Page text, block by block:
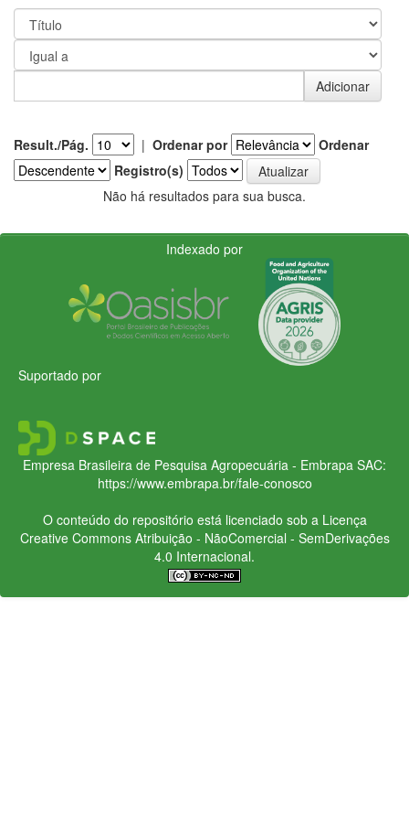
Result./Pág. | Ordenar por
Ordenar
Registro(s)
Não há resultados para sua busca.
Indexado por
Suportado por
Empresa Brasileira de Pesquisa Agropecuária - Embrapa SAC:
https://www.embrapa.br/fale-conosco
O conteúdo do repositório está licenciado sob a Licença
Creative CommonsAtribuição - NãoComercial - SemDerivações
4.0 Internacional.